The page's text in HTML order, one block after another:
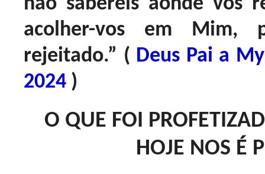
acolher-vos em Mim,
rejeitado.” ( Deus Pai a
2024 )
O QUE FOI
HOJE NOS É